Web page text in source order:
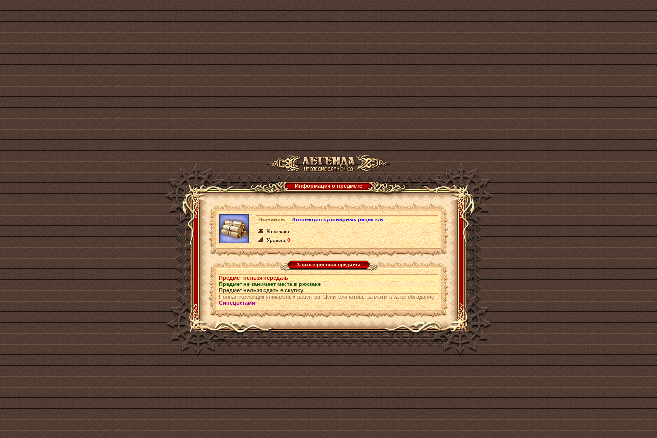
Информация о предмете
Название:
Коллекция кулинарных рецептов
Коллекции
Уровень0
Характеристики предмета
Предмет нельзя передать
Предмет не занимает места в рюкзаке
Предмет нельзя сдать в скупку
Полная коллекция уникальных рецептов. Ценители готовы заплатить за её обладание
Синецветами.